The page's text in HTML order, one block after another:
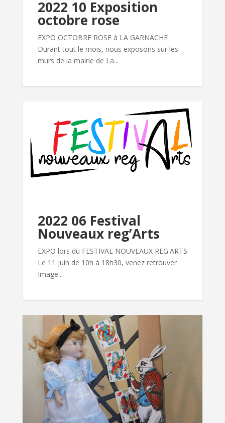
2022 10 Exposition
octobre rose
EXPO OCTOBRE ROSE à LA GARNACHE
Durant tout le mois, nous exposons sur les
murs de la mairie de La...
2022 06 Festival
Nouveaux reg’Arts
EXPO lors du FESTIVAL NOUVEAUX REG'ARTS
Le 11 juin de 10h à 18h30, venez retrouver
Image...